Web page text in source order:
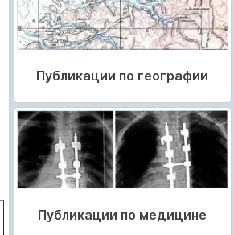
Публикации по географии
Публикации по медицине